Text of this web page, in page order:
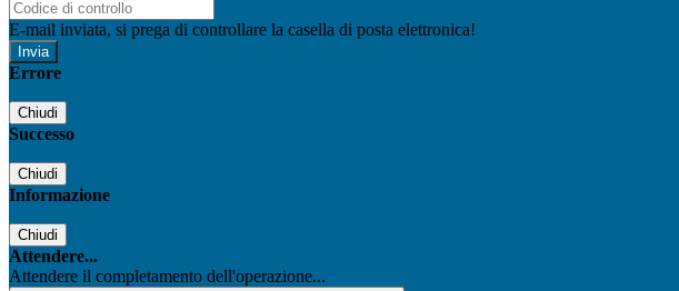
E-mail inviata, si prega di controllare la casella di posta elettronica!
Errore
Chiudi
Successo
Chiudi
Informazione
Chiudi
Attendere...
Attendere il completamento dell'operazione...